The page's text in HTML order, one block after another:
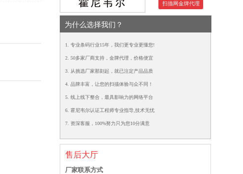
扫描网金牌代理
为什么选择我们？
1. 专业条码行业15年，我们更专业更懂您!
2. 50多家厂商支持，金牌代理，价格便宜
3. 从挑选厂家那刻起，就已注定产品品质
4. 品牌丰富，让您的扫描体验与众不同！
5. 线上线下整合，最具影响力的网络平台
6. 霍尼韦尔认证工程师专业指导,技术无忧
7. 资深客服，100%努力只为您10分满意
售后大厅
厂家联系方式